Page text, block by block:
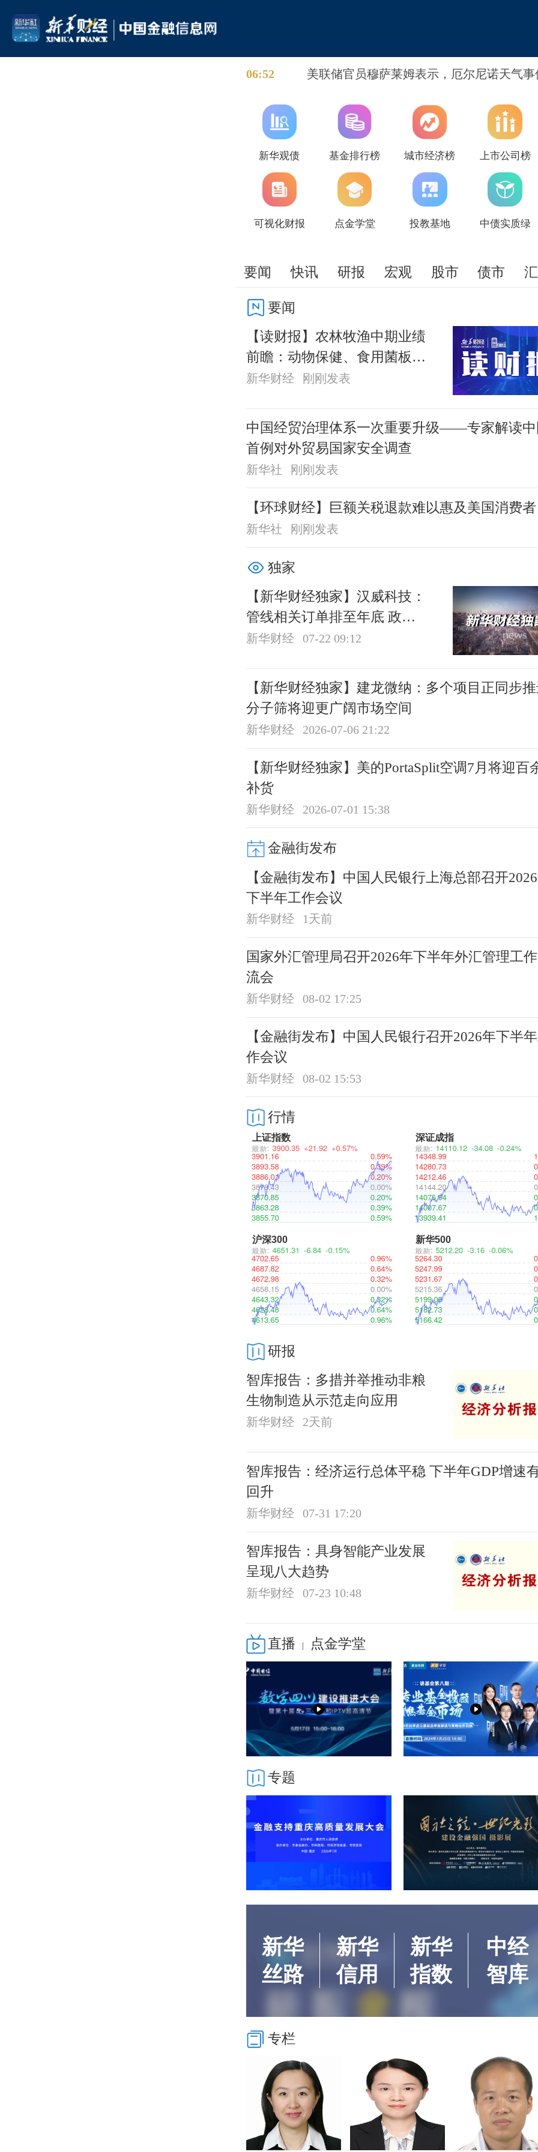
06:52
美联储官员穆萨莱姆表示，厄尔尼诺天气事
可能性加大，在最近的FOMC会议上倾向于
新华观债 基金排行榜 城市经济榜 上市公司榜
可视化财报 点金学堂 投教基地 中债实质绿
要闻 快讯 研报 宏观 股市 债市
要闻
【读财报】农林牧渔中期业绩
前瞻：动物保健、食用菌板块
业绩较好 生猪养殖业绩承压
新华财经 刚刚发表
中国经贸治理体系一次重要升级——专家解读
首例对外贸易国家安全调查
新华社 刚刚发表
【环球财经】巨额关税退款难以惠及美国消费者
新华社 刚刚发表
独家
【新华财经独家】汉威科技：
管线相关订单排至年底 政策
红利仍处于释放期
新华财经 07-22 09:12
【新华财经独家】建龙微纳：多个项目正同步
分子筛将迎更广阔市场空间
新华财经 2026-07-06 21:22
【新华财经独家】美的PortaSplit空调7月将迎百
补货
新华财经 2026-07-01 15:38
金融街发布
【金融街发布】中国人民银行上海总部召开
下半年工作会议
新华财经 1天前
国家外汇管理局召开2026年下半年外汇管理工
流会
新华财经 08-02 17:25
【金融街发布】中国人民银行召开2026年下半
作会议
新华财经 08-02 15:53
行情
上证指数 深证成指
沪深300 新华500
研报
智库报告：多措并举推动非粮
生物制造从示范走向应用
新华财经 2天前
智库报告：经济运行总体平稳 下半年GDP增速有望
回升
新华财经 07-31 17:20
智库报告：具身智能产业发展
呈现八大趋势
新华财经 07-23 10:48
直播 点金学堂
专题
新华
丝路
新华
信用
新华
指数
中经
智库
专栏